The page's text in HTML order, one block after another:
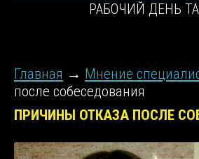
РАБОЧИЙ ДЕНЬ
Главная → Мнение
после собеседования
ПРИЧИНЫ ОТКАЗА ПОСЛЕ